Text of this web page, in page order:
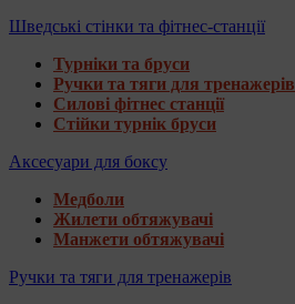
Шведські стінки та фітнес-станції
Турніки та бруси
Ручки та тяги для тренажерів
Силові фітнес станції
Стійки турнік бруси
Аксесуари для боксу
Медболи
Жилети обтяжувачі
Манжети обтяжувачі
Ручки та тяги для тренажерів